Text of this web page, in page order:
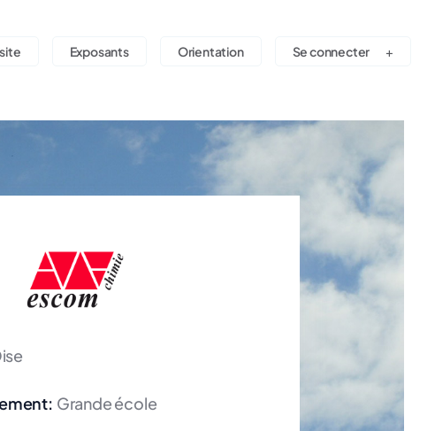
Exposants Orientation Se connecter
Grande école